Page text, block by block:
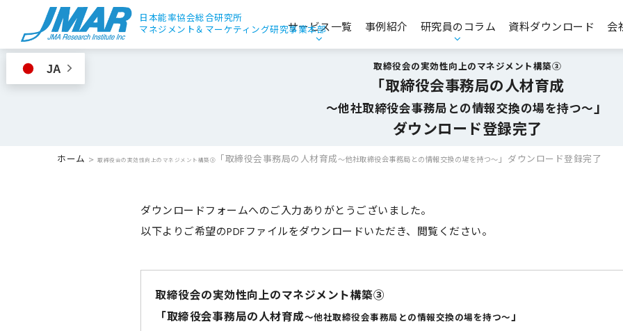
日本能率協会総合研究所
マネジメント＆ マーケティング研究事業本部
サービス一覧
エンゲージメント・人的資本経営
コンプライアンス・CSR・ガバナンス
マーケティングリサーチ・データ分析支援
CS・CX推進／顧客価値創造
事例紹介 研究員のコラム
お役立ち資料
資料ダウンロード 会
取締役会の実効性向上のマネジメント構築③
「取締役会事務局の人材育成
～他社取締役会事務局との情報交換の場を持つ～」
ダウンロード登録完了
ホーム > 取締役会の実効性向上のマネジメント構築③ 「取締役会事務局の人材育成～他社取締役会事務局との情報交換の場を持つ～」 ダウンロード登録完了
ダウンロードフォームへのご入力ありがとうございました。
以下よりご希望のPDFファイルをダウンロードいただき、閲覧ください。
取締役会の実効性向上のマネジメント構築③
「取締役会事務局の人材育成～他社取締役会事務局との情報交換の場を持つ～」
JA